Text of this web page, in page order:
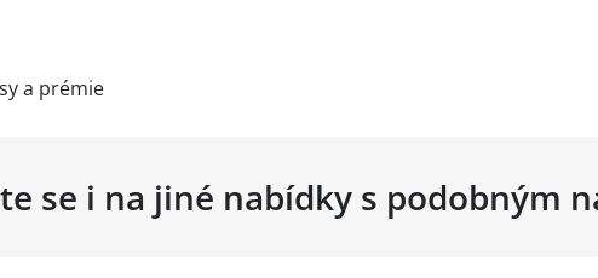
a prémie
se i na jiné nabídky s podobným